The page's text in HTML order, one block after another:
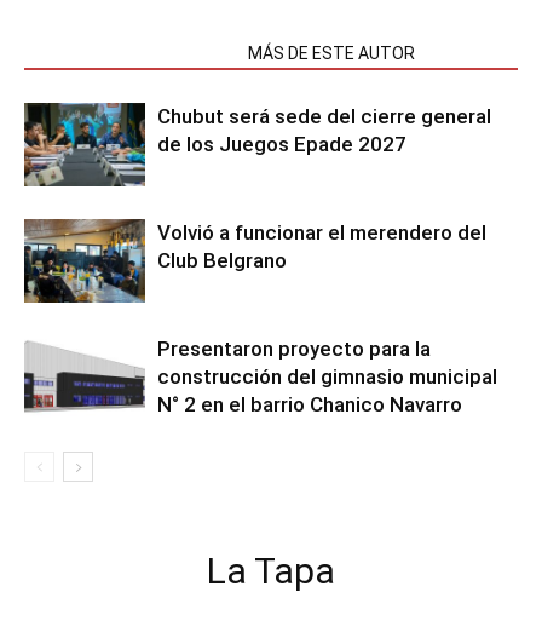
MÁS DE ESTE AUTOR
Chubut será sede del cierre general
de los Juegos Epade 2027
Volvió a funcionar el merendero del
Club Belgrano
Presentaron proyecto para la
construcción del gimnasio municipal
N° 2 en el barrio Chanico Navarro
La Tapa